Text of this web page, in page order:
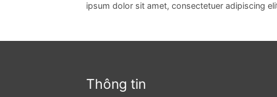
ipsum dolor sit amet, consectetuer adipiscing
Thông tin